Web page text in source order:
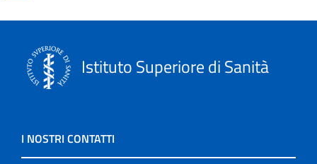
Istituto Superiore di Sanità
I NOSTRI CONTATTI